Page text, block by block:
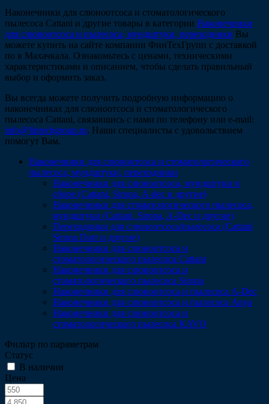
Наконечники для слюноотсоса и стоматологического
пылесоса Cattani и другие товары в категории Наконечники
для слюноотсоса и пылесоса, мундштуки, переходники Вы
можете купить на сайте компании ФинТехГрупп с доставкой
по в Махачкала. Ознакомьтесь с ценами, техническими
характеристиками и описанием, чтобы сделать правильный
выбор и оформить заказ.
Вы всегда можете получить подробную информацию о
наконечниках для слюноотсоса и стоматологического
пылесоса Cattani, связавшись с нами по телефону или e-mail:
info@fintechgroup.ru. Наши специалисты с удовольствием
помогут Вам.
Наконечники для слюноотсоса и стоматологического
пылесоса, мундштуки, переходники
Наконечники для слюноотсоса, мундштуки в
сборе (Cattani, Sirona, A-dec и другие)
Наконечники для стоматологического пылесоса,
мундштуки (Сattani, Sirona, A-Dec и другие)
Переходники для слюноотсоса/пылесоса (Cattani
Sirona Durr и другие)
Наконечники для слюноотсоса и
стоматологического пылесоса Cattani
Наконечники для слюноотсоса и
стоматологического пылесоса Sirona
Наконечники для слюноотсоса и пылесоса A-Dec
Наконечники для слюноотсоса и пылесоса Anya
Наконечники для слюноотсоса и
стоматологического пылесоса KAVO
Фильтр по параметрам
Статус
В наличии
Цена